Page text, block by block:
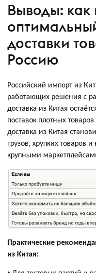
Выводы: как
доставки
Россию
Российский импорт из
работающих решения с
доставка из Китая
поставок плотных
доставка из Китая
грузов, хрупких товаров
крупными
Практические
из Китая: